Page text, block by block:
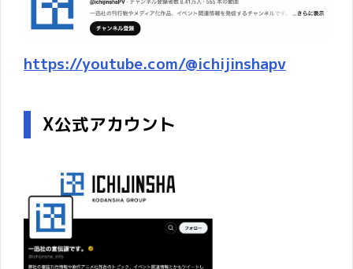
https://youtube.com/@ichijinshapv
X公式アカウント